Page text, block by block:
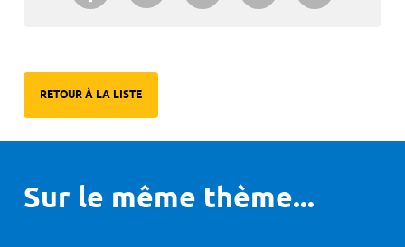
RETOUR À LA LISTE
Sur le même thème...